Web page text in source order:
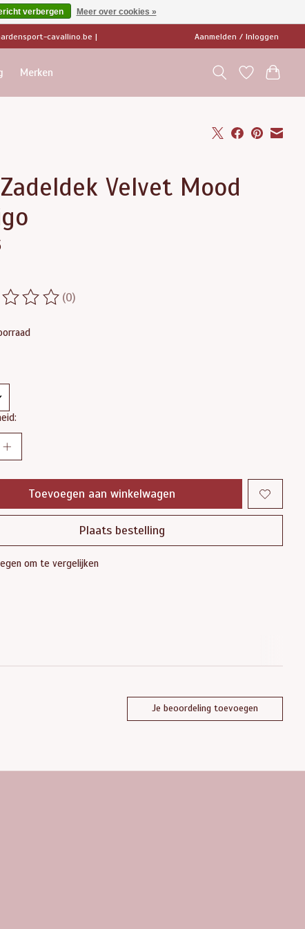
cavallino.be | Aanmelden / Inloggen
Merken
Velvet Mood
van dit product is
(0)
Toevoegen aan winkelwagen
Plaats bestelling
om te vergelijken
Je beoordeling toevoegen
verbergen Meer over cookies »